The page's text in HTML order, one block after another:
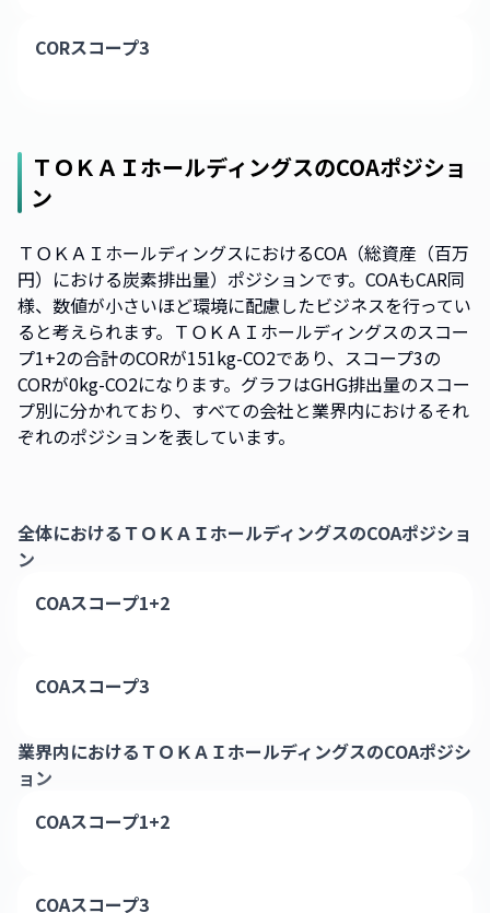
CORスコープ3
ＴＯＫＡＩホールディングスのCOAポジショ
ン
ＴＯＫＡＩホールディングスにおけるCOA（総資産（百万
円）における炭素排出量）ポジションです。COAもCAR同
様、数値が小さいほど環境に配慮したビジネスを行ってい
ると考えられます。ＴＯＫＡＩホールディングスのスコー
プ1+2の合計のCORが151kg-CO2であり、スコープ3の
CORが0kg-CO2になります。グラフはGHG排出量のスコー
プ別に分かれており、すべての会社と業界内におけるそれ
ぞれのポジションを表しています。
全体におけるＴＯＫＡＩホールディングスのCOAポジショ
ン
COAスコープ1+2
COAスコープ3
業界内におけるＴＯＫＡＩホールディングスのCOAポジシ
ョン
COAスコープ1+2
COAスコープ3